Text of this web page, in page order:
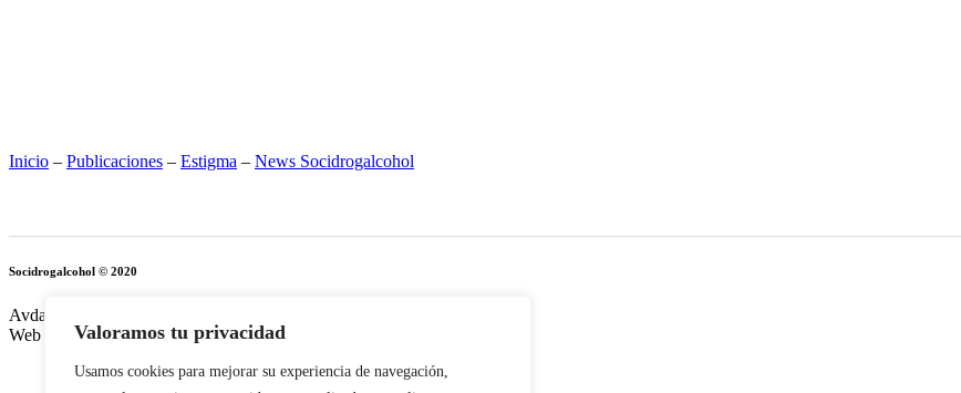
Valoramos tu privacidad
Usamos cookies para mejorar su experiencia de navegación,
Inicio – Publicaciones – Estigma – News Socidrogalcohol
Socidrogalcohol © 2020
Avda. de Vallcarca 180, 08023 Barcelona. Tel/Fax: +34 93 210 38 54
Web realizada por:Grupo Prosistel Technology Consulting